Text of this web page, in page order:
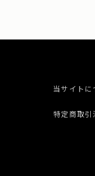
当サイトに
特定商取引